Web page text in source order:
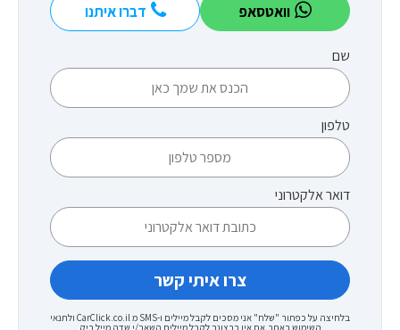
וואטסאפ דברו איתנו
שם
טלפון
דואר אלקטרוני
בלחיצה על כפתור "שלח" אני מסכים לקבל מיילים ו-SMS מ CarClick.co.il ולתנאי
השימוש באתר.אם אין ברצונך לקבל מיילים השאר/י שדה מייל ריק